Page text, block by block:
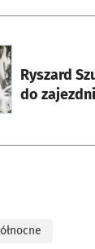
Ryszard
do
nowej karcie